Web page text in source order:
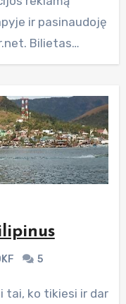
ir pasinaudoję
Bilietas…
5